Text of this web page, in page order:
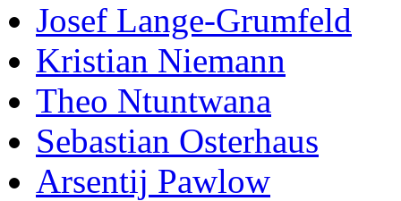
Josef Lange-Grumfeld
Kristian Niemann
Theo Ntuntwana
Sebastian Osterhaus
Arsentij Pawlow